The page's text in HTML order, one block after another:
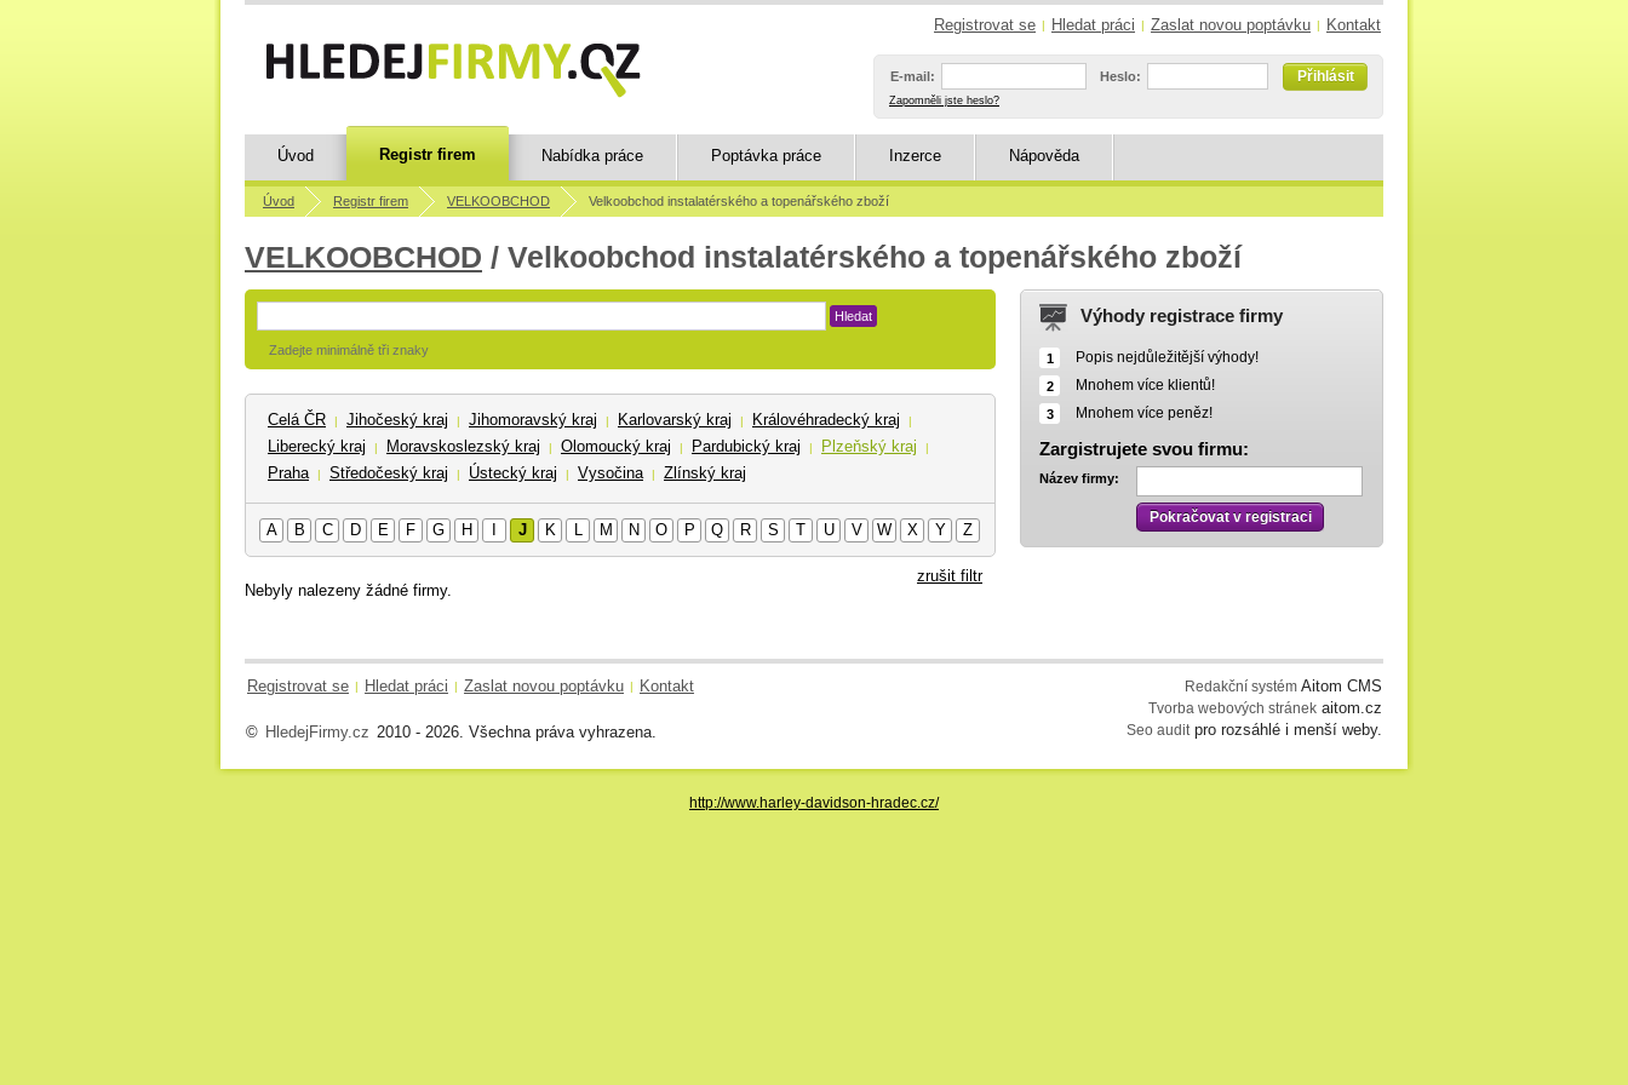
Registrovat se | Hledat práci | Zaslat novou poptávku | Kontakt
E-mail: Heslo:
Zapomněli jste heslo?
Přihlásit
Úvod Registr firem Nabídka práce Poptávka práce Inzerce Nápověda
Úvod Registr firem VELKOOBCHOD Velkoobchod instalatérského a topenářského zboží
VELKOOBCHOD / Velkoobchod instalatérského a topenářského zboží
Hledat
Zadejte minimálně tři znaky
Celá ČR | Jihočeský kraj | Jihomoravský kraj | Karlovarský kraj | Královéhradecký kraj |
Liberecký kraj | Moravskoslezský kraj | Olomoucký kraj | Pardubický kraj | Plzeňský kraj |
Praha | Středočeský kraj | Ústecký kraj | Vysočina | Zlínský kraj
A B C D E F G H J K L M N O P Q R S T U V W X Y Z
zrušit filtr
Nebyly nalezeny žádné firmy.
Výhody registrace firmy
1 Popis nejdůležitější výhody!
2 Mnohem více klientů!
3 Mnohem více peněz!
Zargistrujete svou firmu:
Název firmy:
Pokračovat v registraci
Registrovat se | Hledat práci | Zaslat novou poptávku | Kontakt
© HledejFirmy.cz 2010 - 2026. Všechna práva vyhrazena.
Redakční systém Aitom CMS
Tvorba webových stránek aitom.cz
Seo auditpro rozsáhlé i menší weby.
http://www.harley-davidson-hradec.cz/